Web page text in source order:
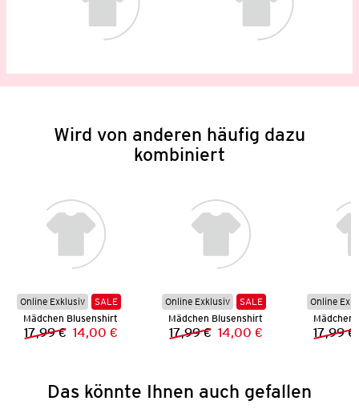
Wird von anderen häufig dazu
kombiniert
Online Exklusiv
SALE
Mädchen Blusenshirt
Vorheriger Preis:
17,99 € Neuer Preis:
14,00 €
Online Exklusiv
SALE
Mädchen Blusenshirt
Vorheriger Preis:
17,99 € Neuer Preis:
14,00 €
Online
Mädchen
17,99 €
Das könnte Ihnen auch gefallen